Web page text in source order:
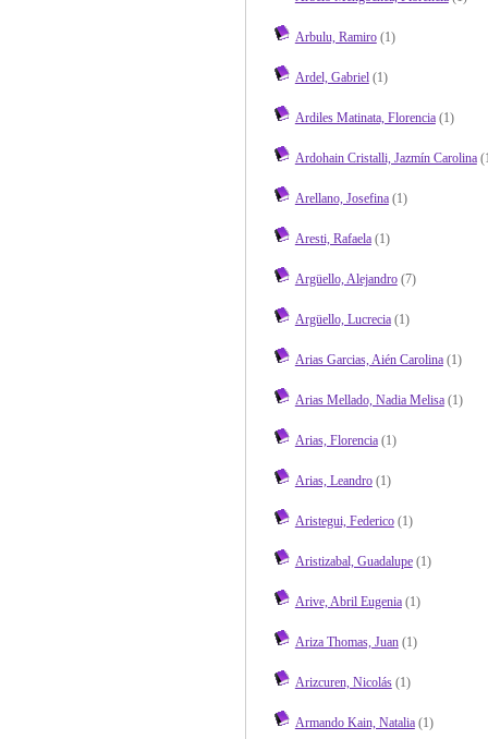
Arbulu, Ramiro(1)
Ardel, Gabriel(1)
Ardiles Matinata, Florencia(1)
Ardohain Cristalli, Jazmín Carolina
Arellano, Josefina(1)
Aresti, Rafaela(1)
Argüello, Alejandro(7)
Argüello, Lucrecia(1)
Arias Garcias, Aién Carolina(1)
Arias Mellado, Nadia Melisa(1)
Arias, Florencia(1)
Arias, Leandro(1)
Aristegui, Federico(1)
Aristizabal, Guadalupe(1)
Arive, Abril Eugenia(1)
Ariza Thomas, Juan(1)
Arizcuren, Nicolás(1)
Armando Kain, Natalia(1)